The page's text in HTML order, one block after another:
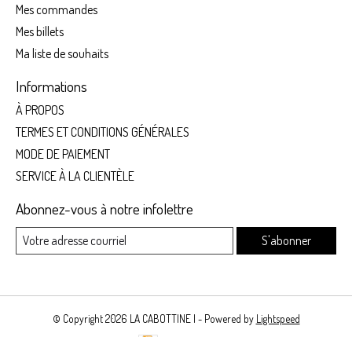
Mes commandes
Mes billets
Ma liste de souhaits
Informations
À PROPOS
TERMES ET CONDITIONS GÉNÉRALES
MODE DE PAIEMENT
SERVICE À LA CLIENTÈLE
Abonnez-vous à notre infolettre
S'abonner
© Copyright 2026 LA CABOTTINE | - Powered by Lightspeed